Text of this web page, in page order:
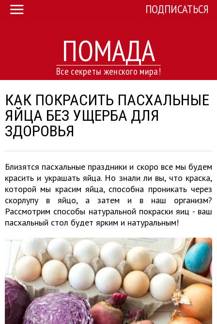
ПОМАДА
Все секреты женского мира!
ПОДПИСАТЬСЯ
КАК ПОКРАСИТЬ ПАСХАЛЬНЫЕ
ЯЙЦА БЕЗ УЩЕРБА ДЛЯ
ЗДОРОВЬЯ
Близятся пасхальные праздники и скоро все мы будем
красить и украшать яйца. Но знали ли вы, что краска,
которой мы красим яйца, способна проникать через
скорлупу в яйцо, а затем и в наш организм?
Рассмотрим способы натуральной покраски яиц - ваш
пасхальный стол будет ярким и натуральным!